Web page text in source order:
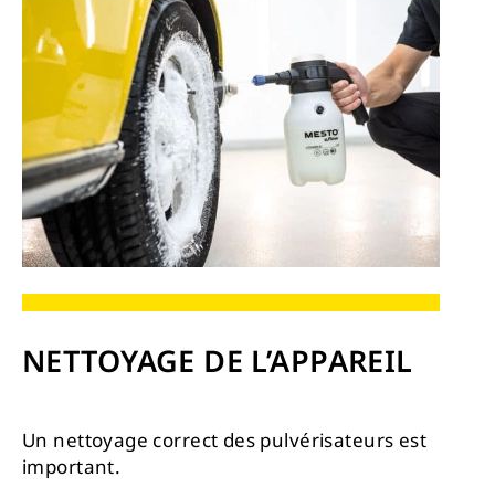
NETTOYAGE DE L’APPAREIL
Un nettoyage correct des pulvérisateurs est
important.